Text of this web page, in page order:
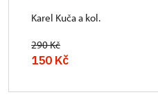
Karel Kuča a kol.
290 Kč
150 Kč